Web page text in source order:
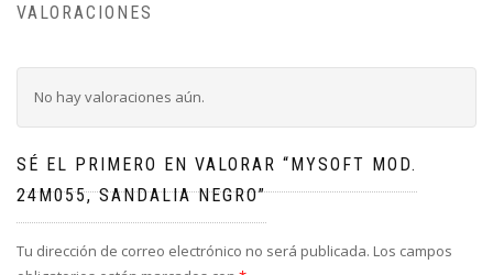
VALORACIONES
No hay valoraciones aún.
SÉ EL PRIMERO EN VALORAR “MYSOFT MOD.
24M055, SANDALIA NEGRO”
Tu dirección de correo electrónico no será publicada. Los campos